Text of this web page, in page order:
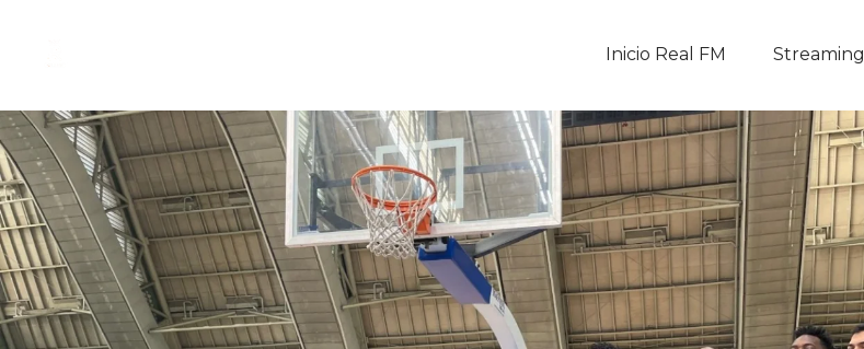
Inicio Real FM Streaming
En Vivo
Descarga La APP
Programas
Noticias